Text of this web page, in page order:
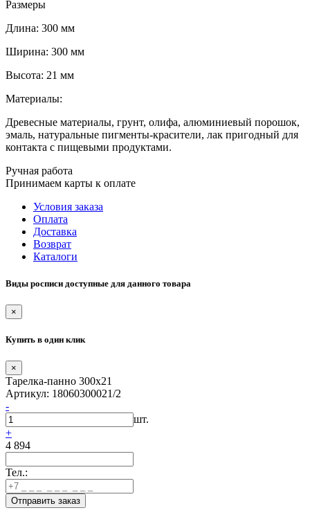
Размеры
Длина: 300 мм
Ширина: 300 мм
Высота: 21 мм
Материалы:
Древесные материалы, грунт, олифа, алюминиевый порошок,
эмаль, натуральные пигменты-красители, лак пригодный для
контакта с пищевыми продуктами.
Ручная работа
Принимаем карты к оплате
Условия заказа
Оплата
Доставка
Возврат
Каталоги
Виды росписи доступные для данного товара
×
Купить в один клик
×
Тарелка-панно 300х21
Артикул: 18060300021/2
-
шт.
+
4 894
Тел.: